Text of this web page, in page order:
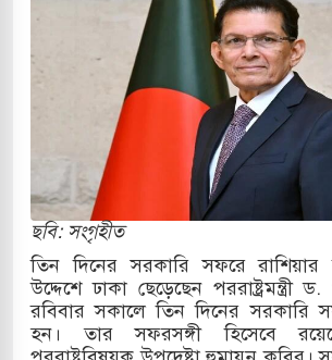
হামলায় ছাত্রদল ও ছাত্রলীগের আচরণ ইসরায়েলের
পথে ইসরায়েলীরা,হাতছাড়ার ঝুঁকিতে
পাহাড়ি ঢলে ফুঁসে উঠেছে তিস্তা
মুক্তির দাবিতে পাকিস্তানজুড়ে পিটিআইয়ের আজ
কোরিয়ার ক্ষেপণাস্ত্র ইউনিট মোতায়েন করা হয়েছে:
ছবি: সংগৃহীত
তিন দিনের সরকারি সফরে রাশিয়ার
উদ্দেশে ঢাকা ছেড়েছেন পররাষ্ট্রমন্ত্রী
রবিবার সকালে তিন দিনের সরকারি
হন। তার সফরসঙ্গী হিসেবে